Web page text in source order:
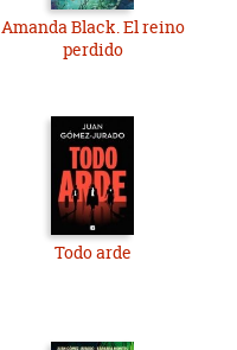
Amanda Black. El reino
perdido
Todo arde